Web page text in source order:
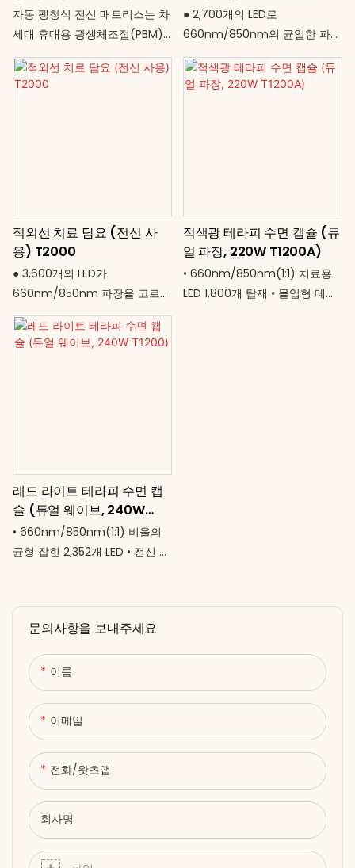
문의사항을 보내주세요
이름
이메일
전화/왓츠앱
회사명
듀얼칩 및 펄스 기술
자동 팽창식 전신 매트리스는 차
세대 휴대용 광생체조절(PBM)
기기를 대표합니다. 웰니스 센터,
클리닉 및 고급 가정용으로 설계
기기 없이도 전문가 수준의 전신
관리가 가능하며, 2026년 가장
다재다능한 회복 솔루션으로 자
리매김할 것입니다.
● 2,700개의 LED로
660nm/850nm의 균일한 파장
범위 제공 ● 260W 출력 – 효율
적이고 안전하여 일상적인 사용
에 적합 ● T2000과 동일한 넓고
적외선 치료 담요 (전신 사
용) T2000
● 3,600개의 LED가
660nm/850nm 파장을 고르게
분포시켜 전신을 효과적으로 커
버합니다. ● 편안한 누에고치 형
태의 디자인으로 완벽한 몰입감
이 간편합니다. 편히 누워서 충전
하세요. 몸과 마음 모두를 위한
새로운 회복 경험을 선사합니다.
적색광 테라피 수면 캡슐 (듀
얼 파장, 220W T1200A)
• 660nm/850nm(1:1) 치료용
LED 1,800개 탑재 • 몰입형 테라
레드 라이트 테라피 수면 캡
슐 (듀얼 웨이브, 240W
T1200)
• 660nm/850nm(1:1) 비율의
균형 잡힌 2,352개 LED • 전신 커
240W의 강력하면서도 안전한
출력으로 전신 관리 가능 • 10분
에서 60분까지 타이머 설정 가
능 • 85~265V 범용 AC 전원 -
어댑터 불필요 • 편안한 누운 자
세로 양손을 자유롭게 사용할 수
있는 디자인 휴식을 취하며 회복
하고, 몸속부터 활력을 되찾으세